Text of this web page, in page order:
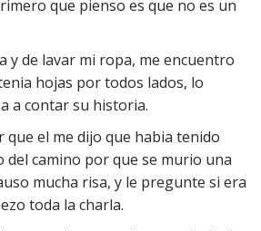
que pienso es que no es un
y de lavar mi ropa, me encuentro
hojas por todos lados, lo
a contar su historia.
que el me dijo que habia tenido
del camino por que se murio una
mucha risa, y le pregunte si era
toda la charla.